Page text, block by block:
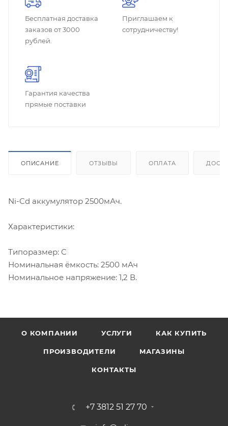
Бесплатная доставка
заказов от 3000
рублей.
Приглашаем к
сотрудничеству!
Гарантия качества
прямые поставки
ОПИСАНИЕ ОТЗЫВЫ ОПЛАТА
Ni-Cd аккумулятор 2500мАч.
Характеристики:
Типоразмер: C
Номинальная ёмкость: 2500 мАч
Номинальное напряжение: 1,2 В.
О КОМПАНИИ УСЛУГИ КАК КУПИТЬ
ПРОИЗВОДИТЕЛИ МАГАЗИНЫ
КОНТАКТЫ
+7 3812 51 27 70